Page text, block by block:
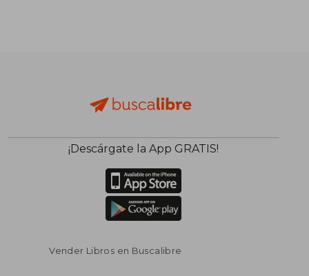
¡Descárgate la App GRATIS!
Vender Libros en Buscalibre